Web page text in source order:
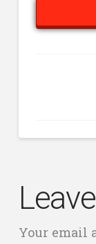
Your email